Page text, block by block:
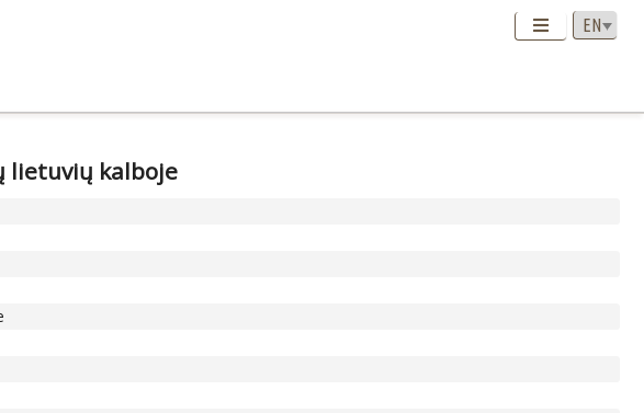
lietuvių kalboje